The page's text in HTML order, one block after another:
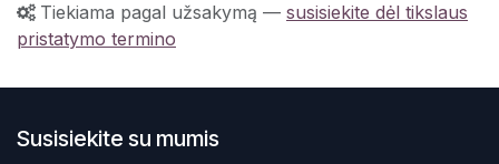
Tiekiama pagal užsakymą — susisiekite dėl tikslaus
pristatymo termino
Susisiekite su mumis